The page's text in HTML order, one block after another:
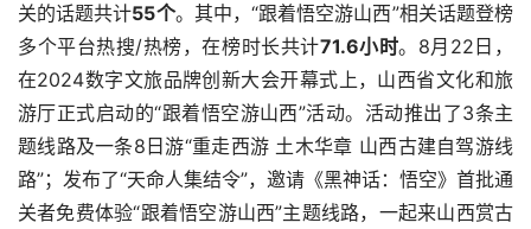
关的话题共计55个。其中，“跟着悟空游山西”相关话题登榜
多个平台热搜/热榜，在榜时长共计71.6小时。8月22日，
在2024数字文旅品牌创新大会开幕式上，山西省文化和旅
游厅正式启动的“跟着悟空游山西”活动。活动推出了3条主
题线路及一条8日游“重走西游 土木华章 山西古建自驾游线
路”；发布了“天命人集结令”，邀请《黑神话：悟空》首批通
关者免费体验“跟着悟空游山西”主题线路，一起来山西赏古